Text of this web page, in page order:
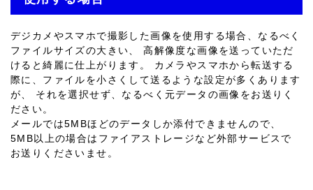
デジカメやスマホで撮影した画像を使用する場合、なるべく
ファイルサイズの大きい、 高解像度な画像を送っていただ
けると綺麗に仕上がります。 カメラやスマホから転送する
際に、ファイルを小さくして送るような設定が多くあります
が、 それを選択せず、なるべく元データの画像をお送りく
ださい。
メールでは5MBほどのデータしか添付できませんので、
5MB以上の場合はファイアストレージなど外部サービスで
お送りくださいませ。